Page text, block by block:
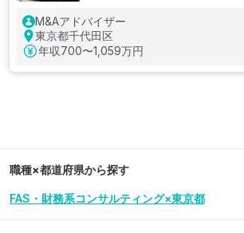
M&Aアドバイザー
東京都千代田区
年収700〜1,059万円
職種×都道府県から探す
FAS・財務系コンサルティング×東京都